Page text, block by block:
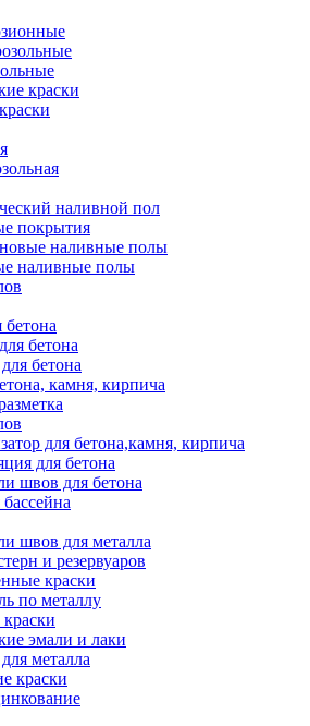
краски
наливной пол
покрытия
наливные полы
наливные полы
бетона
бетона
бетона
камня, кирпича
для бетона,камня, кирпича
для бетона
швов для бетона
швов для металла
и резервуаров
краски
по металлу
эмали и лаки
металла
краски